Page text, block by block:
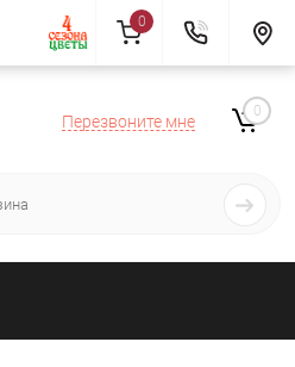
Перезвоните мне
0
0